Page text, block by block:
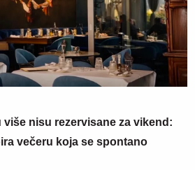
više nisu rezervisane za vikend:
večeru koja se spontano